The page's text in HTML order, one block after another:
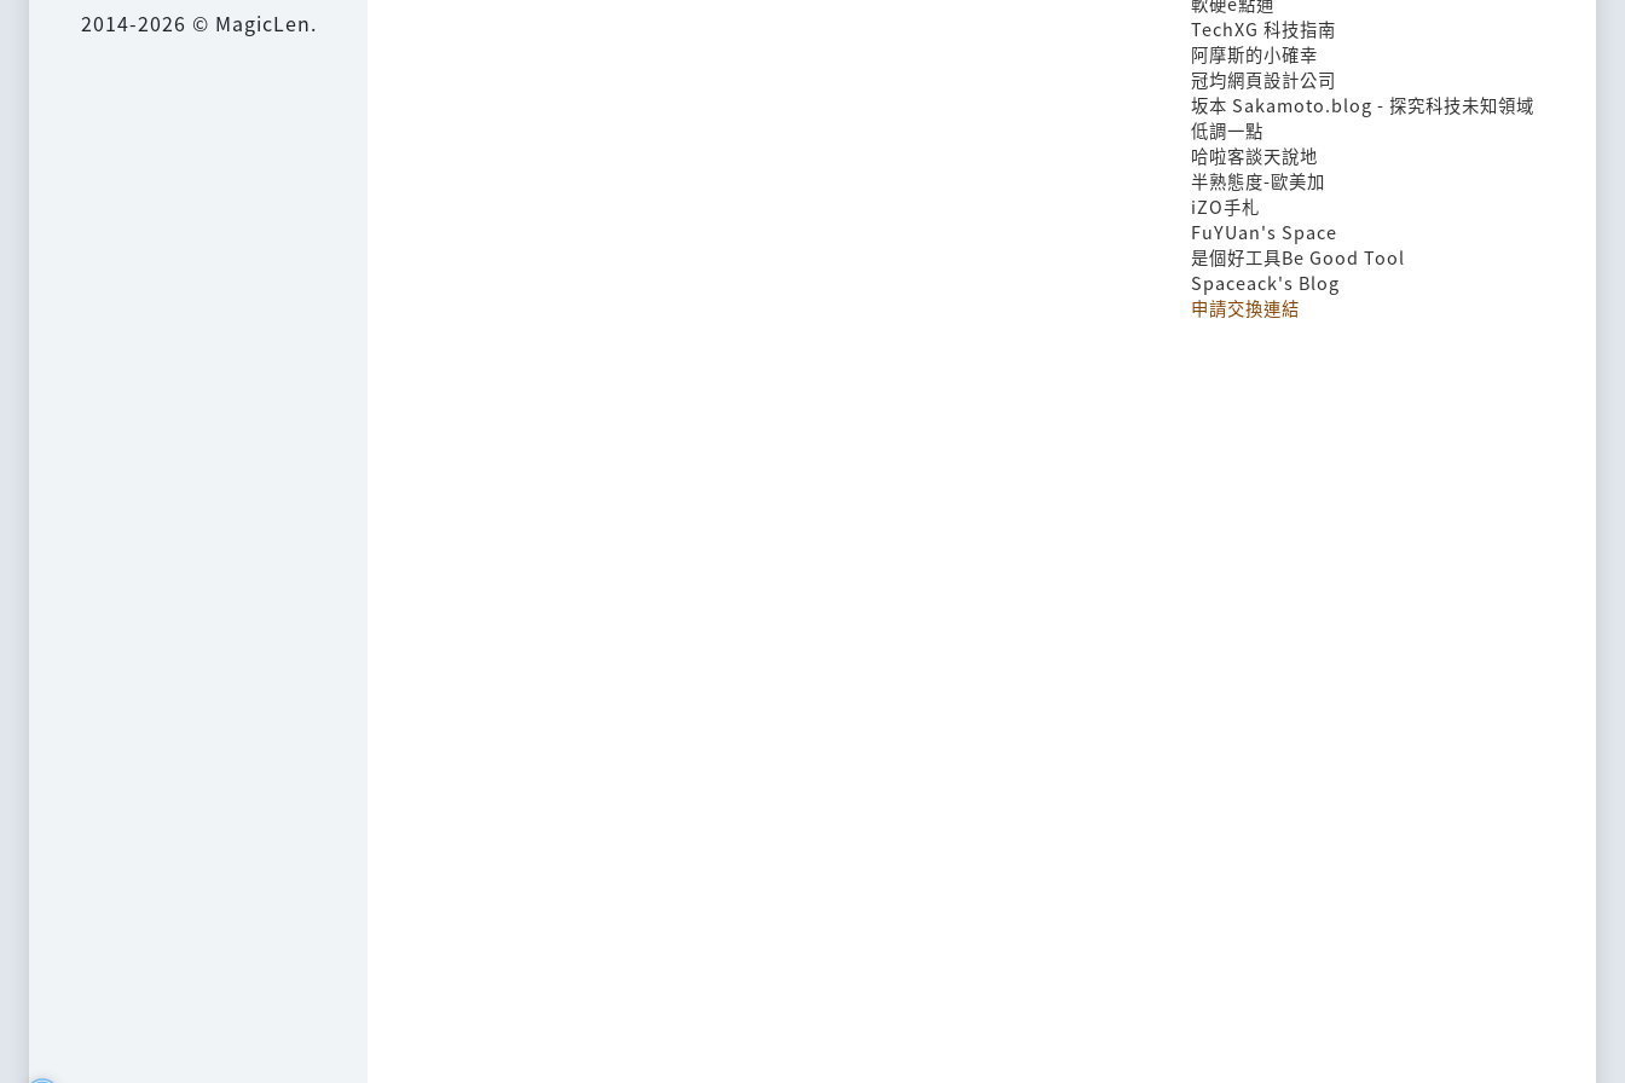
2014-2026 © MagicLen.
TechXG 科技指南
阿摩斯的小確幸
冠均網頁設計公司
坂本 Sakamoto.blog - 探究科技未知領域
低調一點
哈啦客談天說地
半熟態度-歐美加
iZO手札
FuYUan's Space
是個好工具Be Good Tool
Spaceack's Blog
申請交換連結